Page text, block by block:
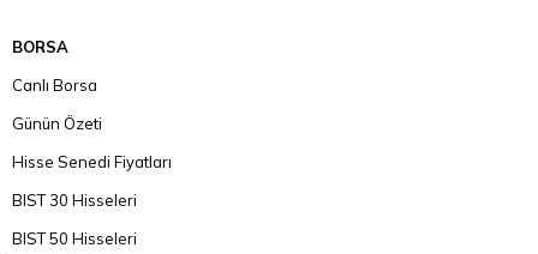
BORSA
Canlı Borsa
Günün Özeti
Hisse Senedi Fiyatları
BIST 30 Hisseleri
BIST 50 Hisseleri